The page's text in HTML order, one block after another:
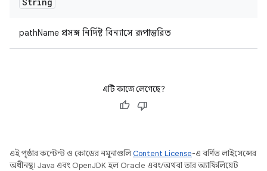
pathName প্রসঙ্গ নির্দিষ্ট বিন্যাসে রূপান্তরিত
এটি কাজে লেগেছে?
এই পৃষ্ঠার কন্টেন্ট ও কোডের নমুনাগুলিContent License-এ বর্ণিত লাইসেন্সের
অধীনস্থ। Java এবং OpenJDK হল Oracle এবং/অথবা তার অ্যাফিলিয়েট